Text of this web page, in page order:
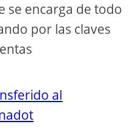
se encarga de todo
por las claves
al